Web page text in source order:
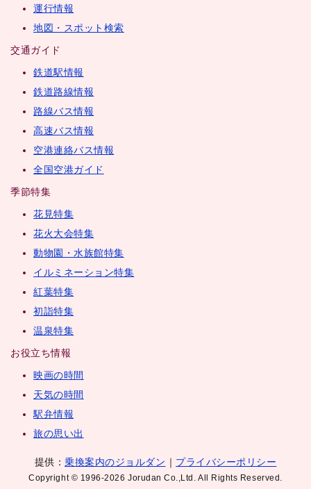
運行情報
地図・スポット検索
交通ガイド
鉄道駅情報
鉄道路線情報
路線バス情報
高速バス情報
空港連絡バス情報
全国空港ガイド
季節特集
花見特集
花火大会特集
動物園・水族館特集
イルミネーション特集
紅葉特集
初詣特集
温泉特集
お役立ち情報
映画の時間
天気の時間
駅弁情報
旅の思い出
提供：乗換案内のジョルダン ｜ プライバシーポリシー
Copyright © 1996-2026 Jorudan Co.,Ltd. All Rights Reserved.